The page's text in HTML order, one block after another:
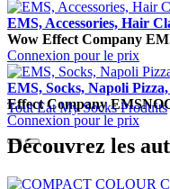
EMS, Accessories, Hair
Wow Effect Company
Connexion pour le prix
EMS, Socks, Napoli
Effect Company
Connexion pour le prix
Tout Eat My Socks Produits
Découvrez les